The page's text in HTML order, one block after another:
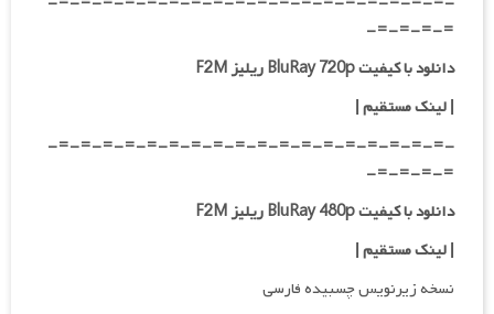
=-=-=-=-
دانلود با کیفیت BluRay 720p ریلیز F2M
| لینک مستقیم|
-=-=-=-=-=-=-=-=-=-=-=-=-=-=-=-=-=-=-
=-=-=-=-
دانلود با کیفیت BluRay 480p ریلیز F2M
| لینک مستقیم|
نسخه زیرنویس چسبیده فارسی